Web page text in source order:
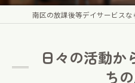
南区の放課後等デイサービス
日々の活動か
ち